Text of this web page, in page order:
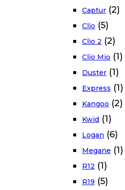
Captur (2)
Clio (5)
Clio 2 (2)
Clio Mio (1)
Duster (1)
Express (1)
Kangoo (2)
Kwid (1)
Logan (6)
Megane (1)
R12 (1)
R19 (5)